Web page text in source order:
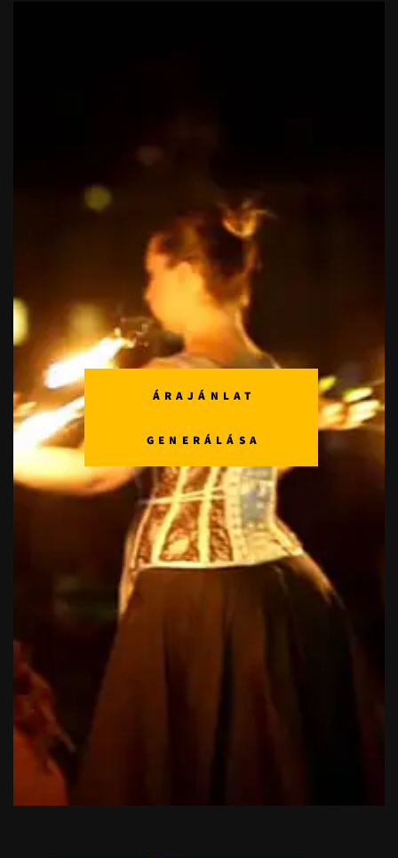
ÁRAJÁNLAT
GENERÁLÁSA